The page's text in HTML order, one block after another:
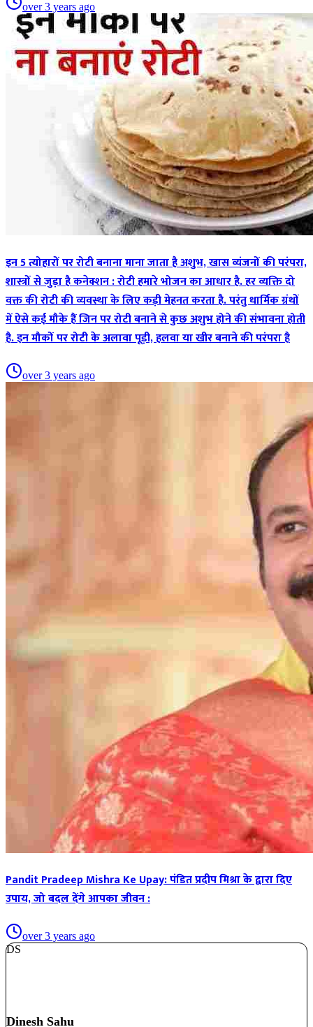
over 3 years ago
इन 5 त्योहारों पर रोटी बनाना माना जाता है अशुभ, खास व्यंजनों की परंपरा,
शास्त्रों से जुड़ा है कनेक्शन : रोटी हमारे भोजन का आधार है. हर व्यक्ति दो
वक्त की रोटी की व्यवस्था के लिए कड़ी मेहनत करता है. परंतु धार्मिक ग्रंथों
में ऐसे कई मौके हैं जिन पर रोटी बनाने से कुछ अशुभ होने की संभावना होती
है. इन मौकों पर रोटी के अलावा पूड़ी, हलवा या खीर बनाने की परंपरा है
over 3 years ago
Pandit Pradeep Mishra Ke Upay: पंडित प्रदीप मिश्रा के द्वारा दिए
उपाय, जो बदल देंगे आपका जीवन :
over 3 years ago
DS
Dinesh Sahu